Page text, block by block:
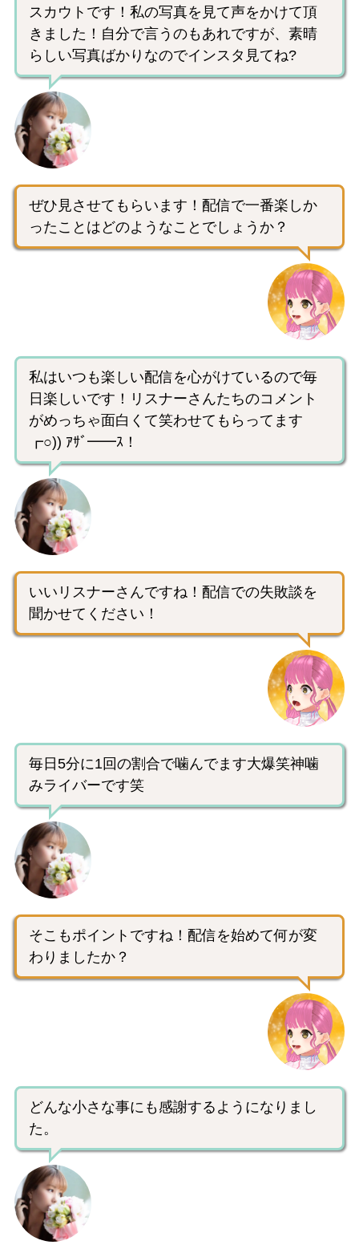
スカウトです！私の写真を見て声をかけて頂
きました！自分で言うのもあれですが、素晴
らしい写真ばかりなのでインスタ見てね?
ぜひ見させてもらいます！配信で一番楽しか
ったことはどのようなことでしょうか？
私はいつも楽しい配信を心がけているので毎
日楽しいです！リスナーさんたちのコメント
がめっちゃ面白くて笑わせてもらってます
┏○)) ｱｻﾞ━━ｽ！
いいリスナーさんですね！配信での失敗談を
聞かせてください！
毎日5分に1回の割合で噛んでます大爆笑神噛
みライバーです笑
そこもポイントですね！配信を始めて何が変
わりましたか？
どんな小さな事にも感謝するようになりまし
た。